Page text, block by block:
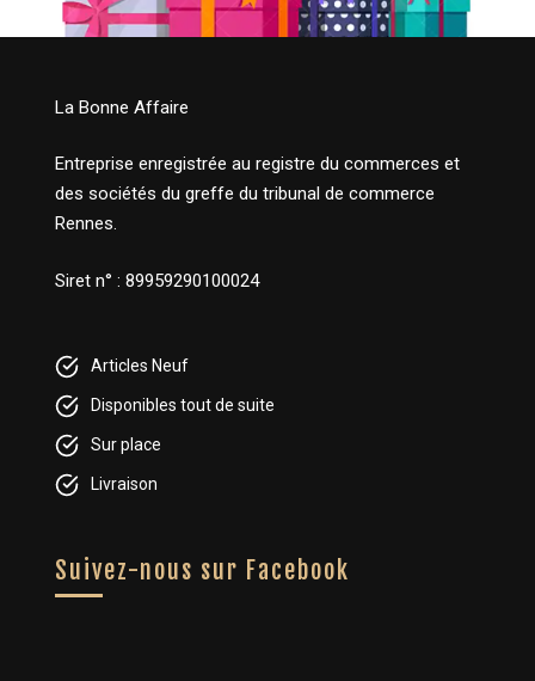
La Bonne Affaire
Entreprise enregistrée au registre du commerces et
des sociétés du greffe du tribunal de commerce
Rennes.
Siret n° : 89959290100024
Articles Neuf
Disponibles tout de suite
Sur place
Livraison
Suivez-nous sur Facebook